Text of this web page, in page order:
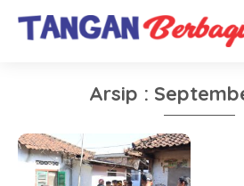
Arsip :